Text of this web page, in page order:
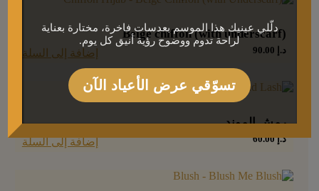
Beige chiffon (with underscarf)
د.إ إضافة إلى السلة
رمش الموند
د.إ60.00 إضافة إلى السلة
دلّلي عينيك هذا الموسم بعدسات فاخرة، مختارة بعناية
لراحة تدوم ووضوح رؤية أنيق كل يوم.
تسوّقي عرض الأعياد الآن